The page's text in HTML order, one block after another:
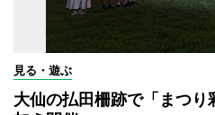
見る・遊ぶ
大仙の払田柵跡で「まつ